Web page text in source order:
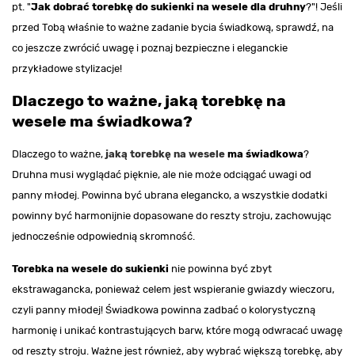
pt. "Jak dobrać torebkę do sukienki na wesele dla druhny?"! Jeśli
przed Tobą właśnie to ważne zadanie bycia świadkową, sprawdź, na
co jeszcze zwrócić uwagę i poznaj bezpieczne i eleganckie
przykładowe stylizacje!
Dlaczego to ważne, jaką torebkę na
wesele ma świadkowa?
Dlaczego to ważne, jaką torebkę na wesele ma świadkowa?
Druhna musi wyglądać pięknie, ale nie może odciągać uwagi od
panny młodej. Powinna być ubrana elegancko, a wszystkie dodatki
powinny być harmonijnie dopasowane do reszty stroju, zachowując
jednocześnie odpowiednią skromność.
Torebka na wesele do sukienki nie powinna być zbyt
ekstrawagancka, ponieważ celem jest wspieranie gwiazdy wieczoru,
czyli panny młodej! Świadkowa powinna zadbać o kolorystyczną
harmonię i unikać kontrastujących barw, które mogą odwracać uwagę
od reszty stroju. Ważne jest również, aby wybrać większą torebkę, aby